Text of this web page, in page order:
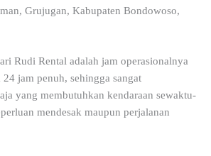
Grujugan, Kabupaten Bondowoso,
Rudi Rental adalah jam operasionalnya
jam penuh, sehingga sangat
yang membutuhkan kendaraan sewaktu-
mendesak maupun perjalanan